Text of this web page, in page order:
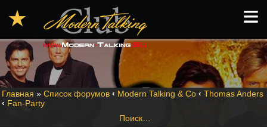
Главная » Список форумов ‹ Modern Talking & Co ‹ Thomas Anders
‹ Fan-Party
Поиск…
★ ≡